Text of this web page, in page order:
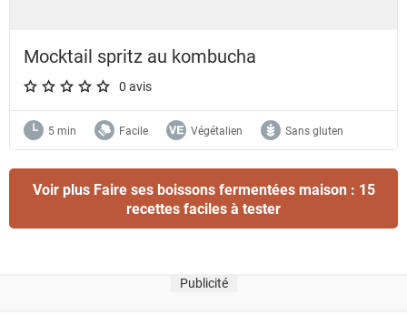
Mocktail spritz au kombucha
A star rating of 0 out of 5.
0 avis
5 min Facile Végétalien Sans gluten
Voir plus Faire ses boissons fermentées maison : 15
recettes faciles à tester
Publicité